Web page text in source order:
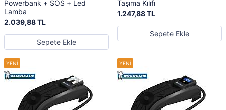
Powerbank + SOS + Led
Lamba
2.039,88 TL
Sepete Ekle
Taşıma Kılıfı
1.247,88 TL
Sepete Ekle